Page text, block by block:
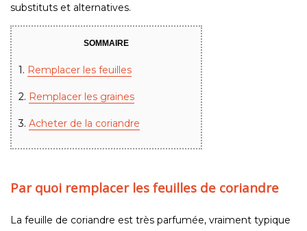
substituts et alternatives.
SOMMAIRE
1. Remplacer les feuilles
2. Remplacer les graines
3. Acheter de la coriandre
Par quoi remplacer les feuilles de coriandre
La feuille de coriandre est très parfumée, vraiment typique